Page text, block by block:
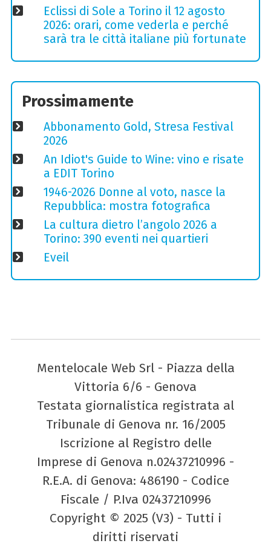
Eclissi di Sole a Torino il 12 agosto
2026: orari, come vederla e perché
sarà tra le città italiane più fortunate
Prossimamente
Abbonamento Gold, Stresa Festival
2026
An Idiot's Guide to Wine: vino e risate
a EDIT Torino
1946-2026 Donne al voto, nasce la
Repubblica: mostra fotografica
La cultura dietro l’angolo 2026 a
Torino: 390 eventi nei quartieri
Eveil
Mentelocale Web Srl - Piazza della
Vittoria 6/6 - Genova
Testata giornalistica registrata al
Tribunale di Genova nr. 16/2005
Iscrizione al Registro delle
Imprese di Genova n.02437210996 -
R.E.A. di Genova: 486190 - Codice
Fiscale / P.Iva 02437210996
Copyright © 2025 (V3) - Tutti i
diritti riservati